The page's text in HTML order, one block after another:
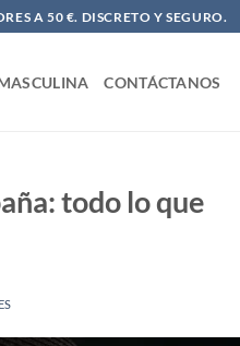
A 50 €. DISCRETO Y SEGURO.
CONTÁCTANOS
todo lo que